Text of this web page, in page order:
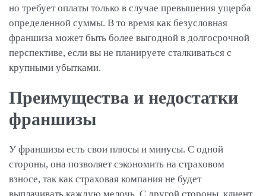
но требует оплаты только в случае превышения ущерба
определенной суммы. В то время как безусловная
франшиза может быть более выгодной в долгосрочной
перспективе, если вы не планируете сталкиваться с
крупными убытками.
Преимущества и недостатки
франшизы
У франшизы есть свои плюсы и минусы. С одной
стороны, она позволяет сэкономить на страховом
взносе, так как страховая компания не будет